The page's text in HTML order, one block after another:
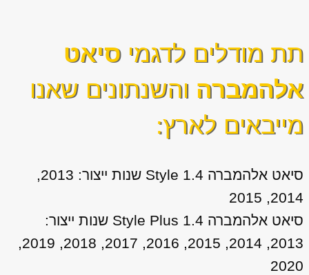
תת מודלים לדגמיסיאט
אלהמברה והשנתונים שאנו
מייבאים לארץ:
סיאט אלהמברה 1.4 Style שנות ייצור: 2013,
2014, 2015
סיאט אלהמברה 1.4 Style Plus שנות ייצור:
2013, 2014, 2015, 2016, 2017, 2018, 2019,
2020